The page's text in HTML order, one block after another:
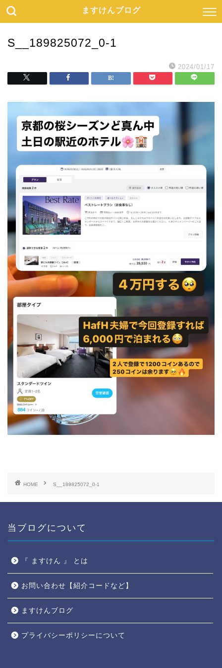
ますけんブログ
S__189825072_0-1
2024/01/17
HOME S__189825072_0-1
当ブログについて
『 ますけん 』 とは
お問い合わせ【紹介コードなど】
ますけんブログ
プライバシーポリシーについて